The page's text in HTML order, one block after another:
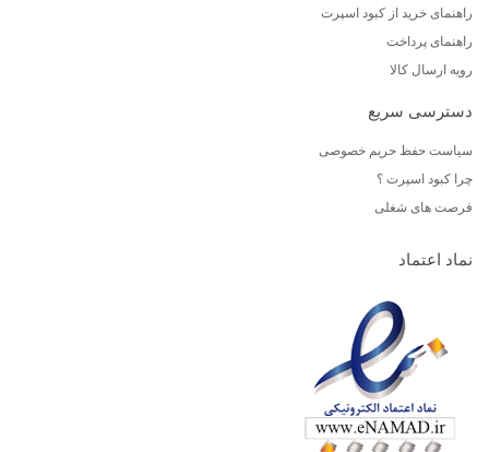
راهنمای خرید از کبود اسپرت
راهنمای پرداخت
رویه ارسال کالا
دسترسی سریع
سیاست حفظ حریم خصوصی
چرا کبود اسپرت ؟
فرصت های شغلی
نماد اعتماد